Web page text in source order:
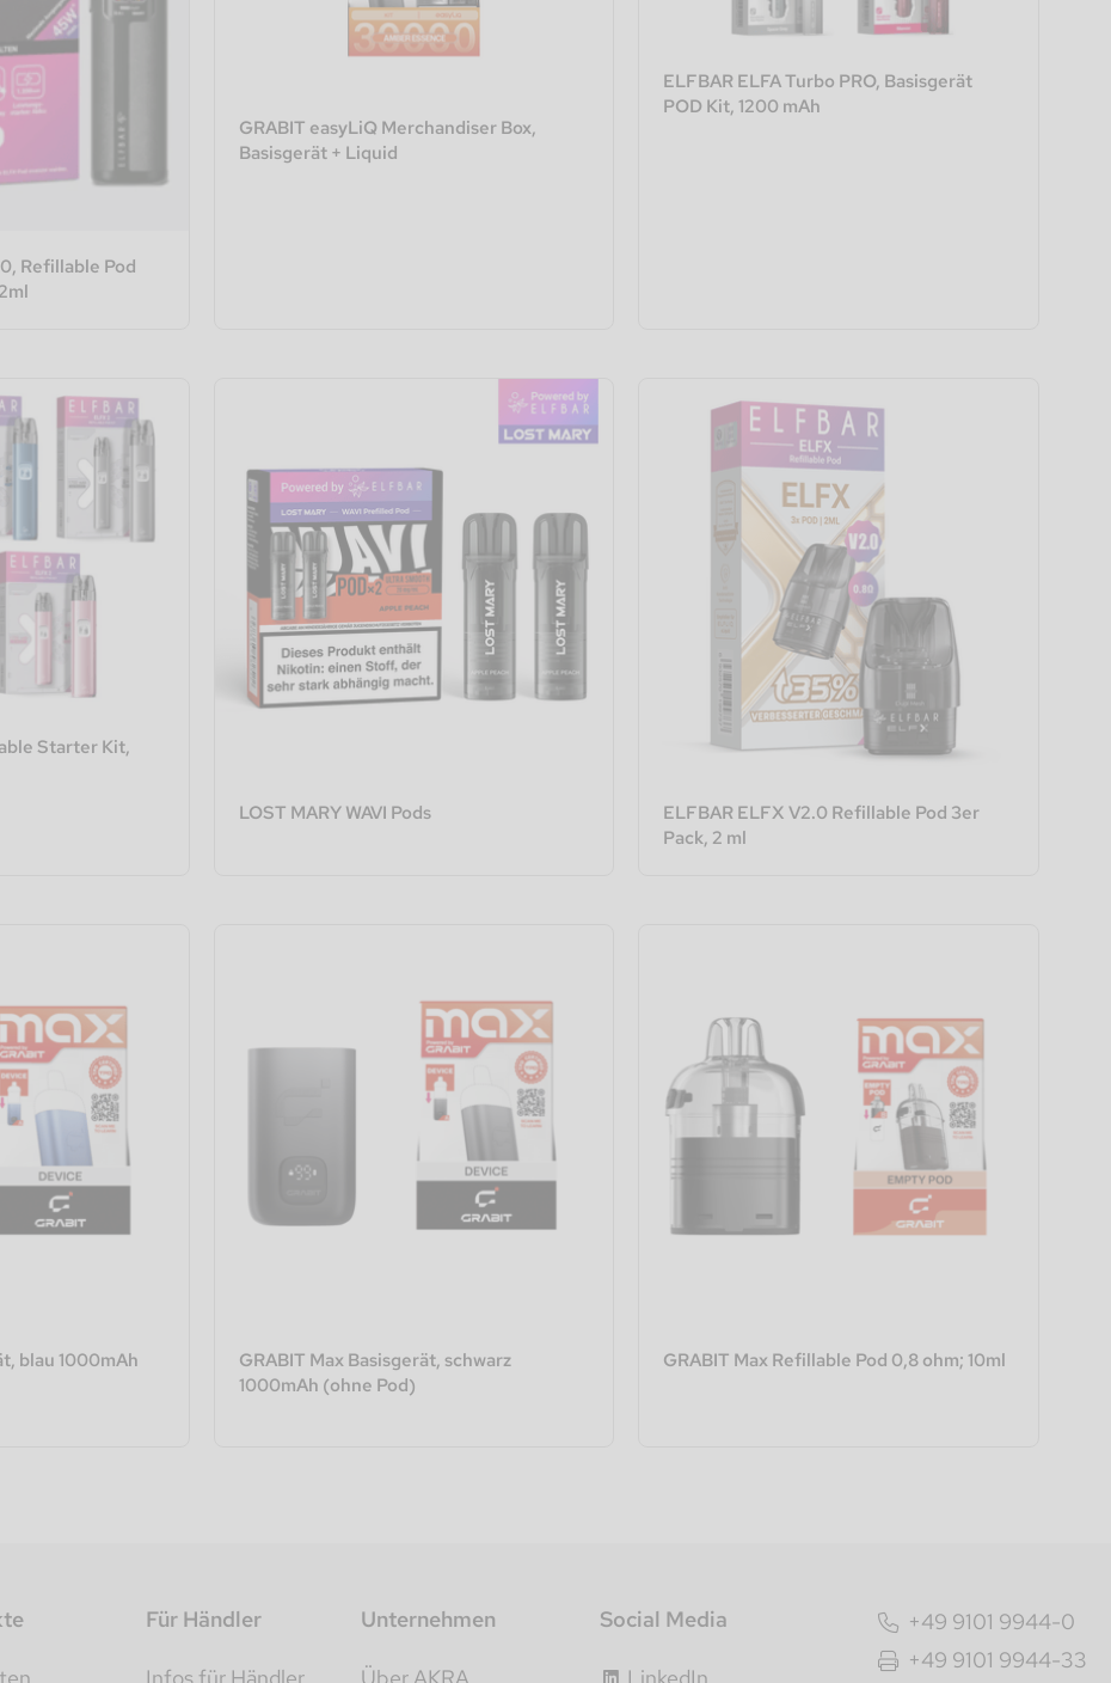
Refillable Pod
GRABIT easyLiQ Merchandiser Box,
Basisgerät + Liquid
ELFBAR ELFA Turbo PRO, Basisgerät
POD Kit, 1200 mAh
Starter Kit,
LOST MARY WAVI Pods
ELFBAR ELFX V2.0 Refillable Pod 3er
Pack, 2 ml
blau 1000mAh
GRABIT Max Basisgerät, schwarz
1000mAh (ohne Pod)
GRABIT Max Refillable Pod 0,8 ohm; 10ml
Für Händler
Infos für Händler
Unternehmen
Über AKRA
Social Media
LinkedIn
+49 9101 9944-0
+49 9101 9944-33